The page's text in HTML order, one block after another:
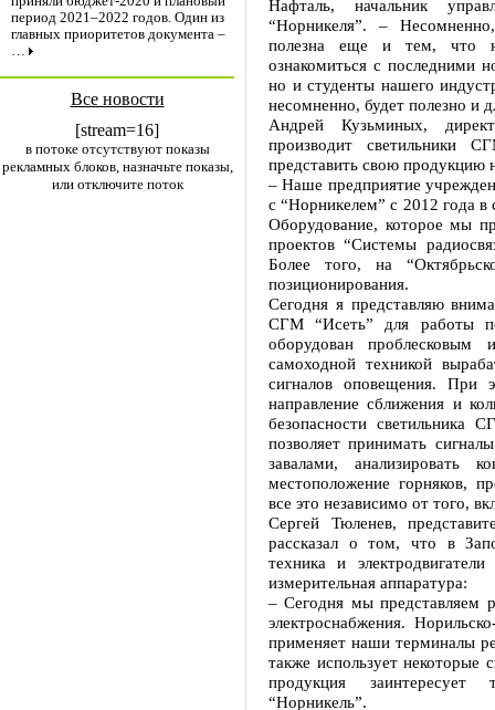
период 2021–2022 годов. Один из
главных приоритетов документа –
…
Все новости
[stream=16]
в потоке отсутствуют показы
рекламных блоков, назначьте показы,
или отключите поток
Нафталь, начальник
“Норникеля”. –
полезна еще и тем, что
ознакомиться с последними
но и студенты нашего
несомненно, будет полезно и
Андрей Кузьминых,
производит светильники
представить свою продукцию
– Наше предприятие
с “Норникелем” с 2012 года в
Оборудование, которое мы
проектов “Системы
Более того, на
позиционирования.
Сегодня я представляю
СГМ “Исеть” для работы
оборудован
самоходной техникой
сигналов оповещения. При
направление сближения и
безопасности светильника
позволяет принимать
завалами, анализировать
местоположение горняков,
все это независимо от того,
Сергей Тюленев,
рассказал о том, что в
техника и
измерительная аппаратура:
– Сегодня мы представляем
электроснабжения.
применяет наши терминалы
также использует
продукция
“Норникель”.